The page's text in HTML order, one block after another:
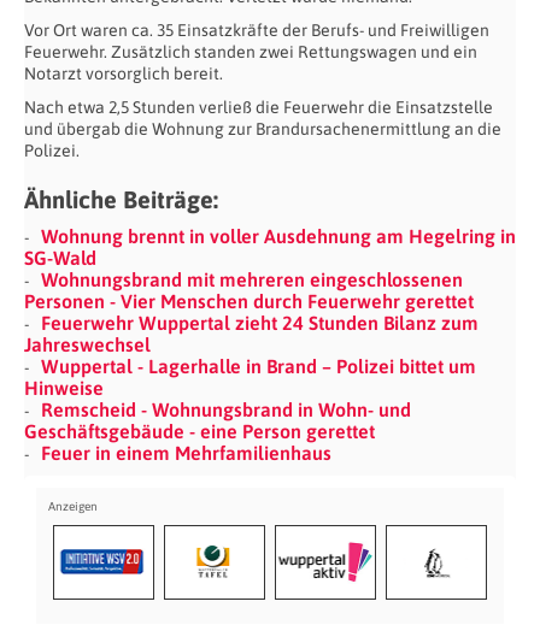
Vor Ort waren ca. 35 Einsatzkräfte der Berufs- und Freiwilligen
Feuerwehr. Zusätzlich standen zwei Rettungswagen und ein
Notarzt vorsorglich bereit.
Nach etwa 2,5 Stunden verließ die Feuerwehr die Einsatzstelle
und übergab die Wohnung zur Brandursachenermittlung an die
Polizei.
Ähnliche Beiträge:
Wohnung brennt in voller Ausdehnung am Hegelring in
SG-Wald
Wohnungsbrand mit mehreren eingeschlossenen
Personen - Vier Menschen durch Feuerwehr gerettet
Feuerwehr Wuppertal zieht 24 Stunden Bilanz zum
Jahreswechsel
Wuppertal - Lagerhalle in Brand – Polizei bittet um
Hinweise
Remscheid - Wohnungsbrand in Wohn- und
Geschäftsgebäude - eine Person gerettet
Feuer in einem Mehrfamilienhaus